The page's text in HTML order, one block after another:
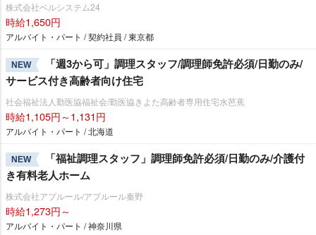
株式会社ベルシステム24
時給1,650円
アルバイト・パート / 契約社員 / 東京都
NEW
「週3から可」調理スタッフ/調理師免許必須/日勤のみ/
サービス付き高齢者向け住宅
社会福祉法人勤医協福祉会/勤医協きよた高齢者専用住宅水芭蕉
時給1,105円～1,131円
アルバイト・パート / 北海道
NEW
「福祉調理スタッフ」調理師免許必須/日勤のみ/介護付
き有料老人ホーム
株式会社アプルール/アプルール秦野
時給1,273円～
アルバイト・パート / 神奈川県